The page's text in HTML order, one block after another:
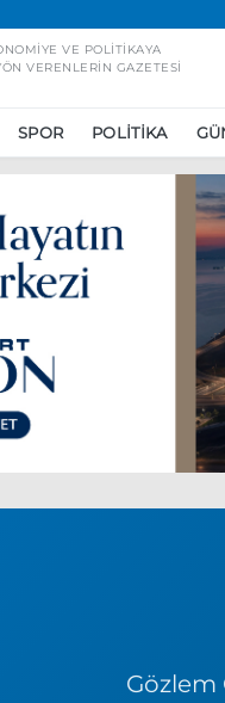
VE POLITIKAYA
VERENLERIN GAZETESI
SPOR POLITIKA
Ünlü çift bir
Gözlem